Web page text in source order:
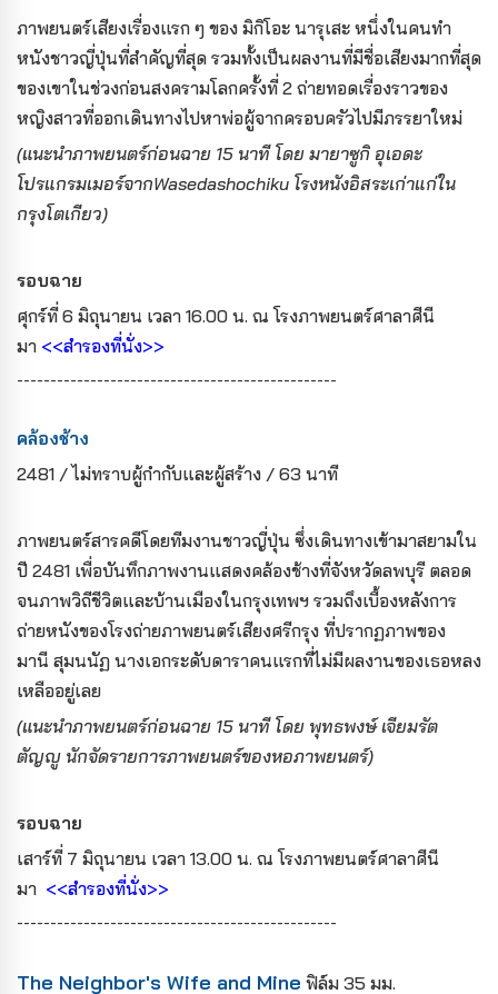
ภาพยนตร์เสียงเรื่องแรก ๆ ของ มิกิโอะ นารุเสะ หนึ่งในคนทำ
หนังชาวญี่ปุ่นที่สำคัญที่สุด รวมทั้งเป็นผลงานที่มีชื่อเสียงมากที่สุด
ของเขาในช่วงก่อนสงครามโลกครั้งที่ 2 ถ่ายทอดเรื่องราวของ
หญิงสาวที่ออกเดินทางไปหาพ่อผู้จากครอบครัวไปมีภรรยาใหม่
(แนะนำภาพยนตร์ก่อนฉาย 15 นาที โดย มายาซูกิ อุเอดะ
โปรแกรมเมอร์จากWasedashochiku โรงหนังอิสระเก่าแก่ใน
กรุงโตเกียว)
รอบฉาย
ศุกร์ที่ 6 มิถุนายน เวลา 16.00 น. ณ โรงภาพยนตร์ศาลาศีนี
มา <<สำรองที่นั่ง>>
------------------------------------------------
คล้องช้าง
2481 / ไม่ทราบผู้กำกับและผู้สร้าง / 63 นาที
ภาพยนตร์สารคดีโดยทีมงานชาวญี่ปุ่น ซึ่งเดินทางเข้ามาสยามใน
ปี 2481 เพื่อบันทึกภาพงานแสดงคล้องช้างที่จังหวัดลพบุรี ตลอด
จนภาพวิถีชีวิตและบ้านเมืองในกรุงเทพฯ รวมถึงเบื้องหลังการ
ถ่ายหนังของโรงถ่ายภาพยนตร์เสียงศรีกรุง ที่ปรากฏภาพของ
มานี สุมนนัฏ นางเอกระดับดาราคนแรกที่ไม่มีผลงานของเธอหลง
เหลืออยู่เลย
(แนะนำภาพยนตร์ก่อนฉาย 15 นาที โดย พุทธพงษ์ เจียมรัต
ตัญญู นักจัดรายการภาพยนตร์ของหอภาพยนตร์)
รอบฉาย
เสาร์ที่ 7 มิถุนายน เวลา 13.00 น. ณ โรงภาพยนตร์ศาลาศีนี
มา <<สำรองที่นั่ง>>
------------------------------------------------
The Neighbor's Wife and Mine ฟิล์ม 35 มม.